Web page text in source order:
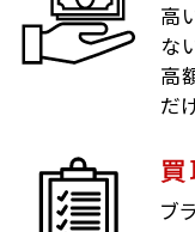
高
な
高
だ
ブ